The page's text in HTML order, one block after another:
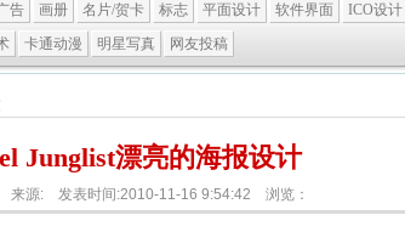
告 画册 名片/贺卡 标志 平面设计 软件界面 ICO设计
卡通动漫 明星写真 网友投稿
Junglist漂亮的海报设计
来源: 发表时间:2010-11-16 9:54:42 浏览：